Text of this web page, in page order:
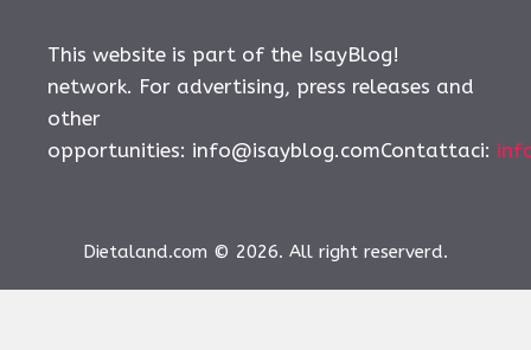
This website is part of the IsayBlog!
network. For advertising, press releases and
other
opportunities: info@isayblog.comContattaci:
Dietaland.com © 2026. All right reserverd.